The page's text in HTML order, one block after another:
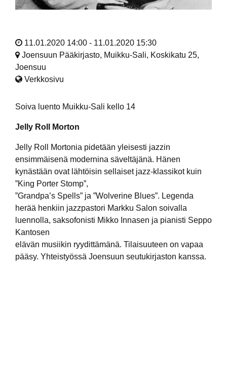
11.01.2020 14:00 - 11.01.2020 15:30
Joensuun Pääkirjasto, Muikku-Sali, Koskikatu 25,
Joensuu
Verkkosivu
Soiva luento Muikku-Sali kello 14
Jelly Roll Morton
Jelly Roll Mortonia pidetään yleisesti jazzin
ensimmäisenä modernina säveltäjänä. Hänen
kynästään ovat lähtöisin sellaiset jazz-klassikot kuin
”King Porter Stomp”,
”Grandpa’s Spells” ja ”Wolverine Blues”. Legenda
herää henkiin jazzpastori Markku Salon soivalla
luennolla, saksofonisti Mikko Innasen ja pianisti Seppo
Kantosen
elävän musiikin ryydittämänä. Tilaisuuteen on vapaa
pääsy. Yhteistyössä Joensuun seutukirjaston kanssa.